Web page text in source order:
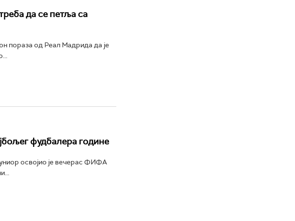
да се петља са
пораза од Реал Мадрида да је
фудбалера године
освојио је вечерас ФИФА